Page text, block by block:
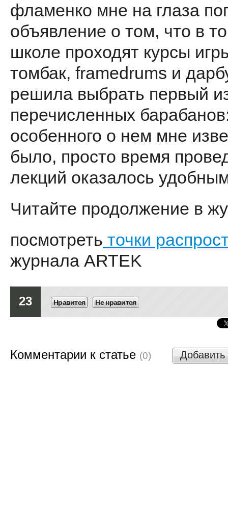
фламенко мне на глаза
объявление о том, что в
школе проходят курсы
томбак, framedrums и
решила выбрать первый
перечисленных
особенного о нем мне
было, просто время
лекций оказалось
Читайте продолжение в
посмотреть точки
журнала ARTEK
23 Нравится Не нравится
Комментарии к статье (0)